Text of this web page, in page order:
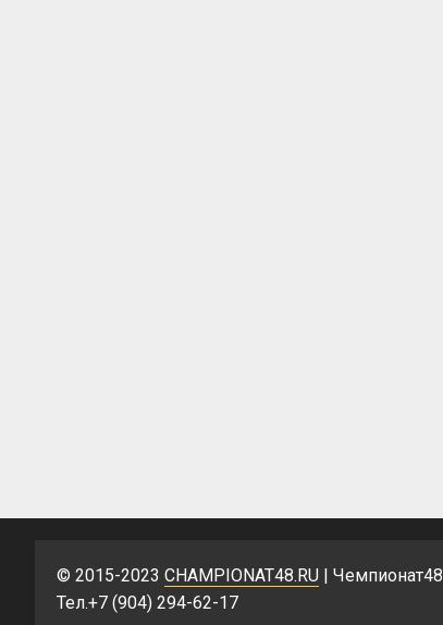
© 2015-2023 CHAMPIONAT48.RU | Чемпионат48
Тел.+7 (904) 294-62-17